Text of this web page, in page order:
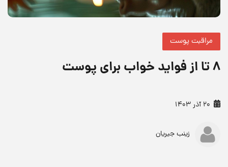
مراقبت پوست
۸ تا از فواید خواب برای پوست
زینب جیریان